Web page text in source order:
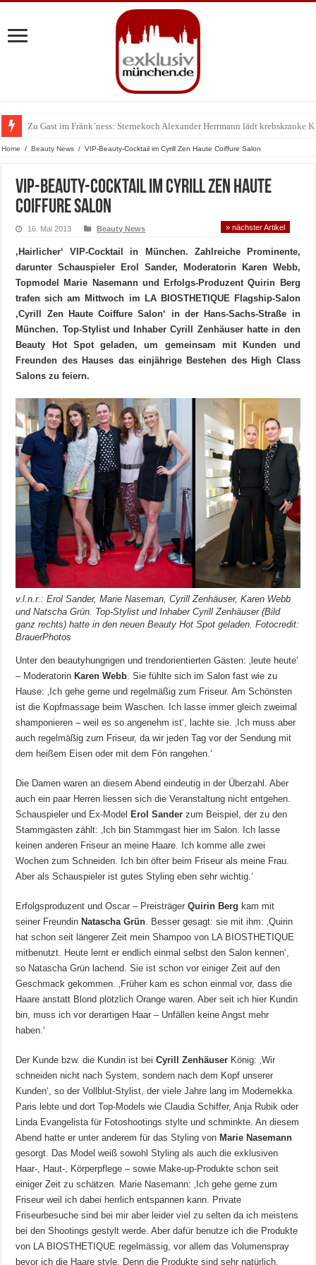
Zu Gast im Fränk’ness: Sternekoch Alexander Herrmann lädt krebskranke
Warum München gerade zum Treffpunkt der Lingerie-Branche wurde
Home / Beauty News / VIP-Beauty-Cocktail im Cyrill Zen Haute Coiffure Salon
VIP-Beauty-Cocktail im Cyrill Zen Haute
Coiffure Salon
16. Mai 2013 Beauty News » nächster Artikel
‚Hairlicher‘ VIP-Cocktail in München. Zahlreiche Prominente,
darunter Schauspieler Erol Sander, Moderatorin Karen Webb,
Topmodel Marie Nasemann und Erfolgs-Produzent Quirin Berg
trafen sich am Mittwoch im LA BIOSTHETIQUE Flagship-Salon
‚Cyrill Zen Haute Coiffure Salon‘ in der Hans-Sachs-Straße in
München. Top-Stylist und Inhaber Cyrill Zenhäuser hatte in den
Beauty Hot Spot geladen, um gemeinsam mit Kunden und
Freunden des Hauses das einjährige Bestehen des High Class
Salons zu feiern.
v.l.n.r.: Erol Sander, Marie Naseman, Cyrill Zenhäuser, Karen Webb
und Natscha Grün. Top-Stylist und Inhaber Cyrill Zenhäuser (Bild
ganz rechts) hatte in den neuen Beauty Hot Spot geladen. Fotocredit:
BrauerPhotos
Unter den beautyhungrigen und trendorientierten Gästen: ‚leute heute‘
– Moderatorin Karen Webb . Sie fühlte sich im Salon fast wie zu
Hause: ‚Ich gehe gerne und regelmäßig zum Friseur. Am Schönsten
ist die Kopfmassage beim Waschen. Ich lasse immer gleich zweimal
shamponieren – weil es so angenehm ist‘, lachte sie. ‚Ich muss aber
auch regelmäßig zum Friseur, da wir jeden Tag vor der Sendung mit
dem heißem Eisen oder mit dem Fön rangehen.‘
Die Damen waren an diesem Abend eindeutig in der Überzahl. Aber
auch ein paar Herren liessen sich die Veranstaltung nicht entgehen.
Schauspieler und Ex-Model Erol Sander zum Beispiel, der zu den
Stammgästen zählt: ‚Ich bin Stammgast hier im Salon. Ich lasse
keinen anderen Friseur an meine Haare. Ich komme alle zwei
Wochen zum Schneiden. Ich bin öfter beim Friseur als meine Frau.
Aber als Schauspieler ist gutes Styling eben sehr wichtig.‘
Erfolgsproduzent und Oscar – Preisträger Quirin Berg kam mit
seiner FreundinNatascha Grün . Besser gesagt: sie mit ihm: ‚Quirin
hat schon seit längerer Zeit mein Shampoo von LA BIOSTHETIQUE
mitbenutzt. Heute lernt er endlich einmal selbst den Salon kennen‘,
so Natascha Grün lachend. Sie ist schon vor einiger Zeit auf den
Geschmack gekommen. ‚Früher kam es schon einmal vor, dass die
Haare anstatt Blond plötzlich Orange waren. Aber seit ich hier Kundin
bin, muss ich vor derartigen Haar – Unfällen keine Angst mehr
haben.‘
Der Kunde bzw. die Kundin ist bei Cyrill Zenhäuser König: ‚Wir
schneiden nicht nach System, sondern nach dem Kopf unserer
Kunden‘, so der Vollblut-Stylist, der viele Jahre lang im Modemekka
Paris lebte und dort Top-Models wie Claudia Schiffer, Anja Rubik oder
Linda Evangelista für Fotoshootings stylte und schminkte. An diesem
Abend hatte er unter anderem für das Styling vonMarie Nasemann
gesorgt. Das Model weiß sowohl Styling als auch die exklusiven
Haar-, Haut-, Körperpflege – sowie Make-up-Produkte schon seit
einiger Zeit zu schätzen. Marie Nasemann: ‚Ich gehe gerne zum
Friseur weil ich dabei herrlich entspannen kann. Private
Friseurbesuche sind bei mir aber leider viel zu selten da ich meistens
bei den Shootings gestylt werde. Aber dafür benutze ich die Produkte
von LA BIOSTHETIQUE regelmässig, vor allem das Volumenspray
bevor ich die Haare style. Denn die Produkte sind sehr natürlich.